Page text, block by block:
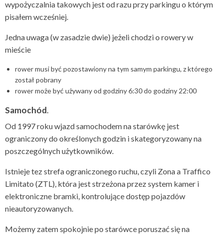
wypożyczalnia takowych jest od razu przy parkingu o którym
pisałem wcześniej.
Jedna uwaga (w zasadzie dwie) jeżeli chodzi o rowery w
mieście
rower musi być pozostawiony na tym samym parkingu, z którego
został pobrany
rower może być używany od godziny 6:30 do godziny 22:00
Samochód.
Od 1997 roku wjazd samochodem na starówkę jest
ograniczony do określonych godzin i skategoryzowany na
poszczególnych użytkowników.
Istnieje tez strefa ograniczonego ruchu, czyli Zona a Traffico
Limitato (ZTL), która jest strzeżona przez system kamer i
elektroniczne bramki, kontrolujące dostęp pojazdów
nieautoryzowanych.
Możemy zatem spokojnie po starówce poruszać się na